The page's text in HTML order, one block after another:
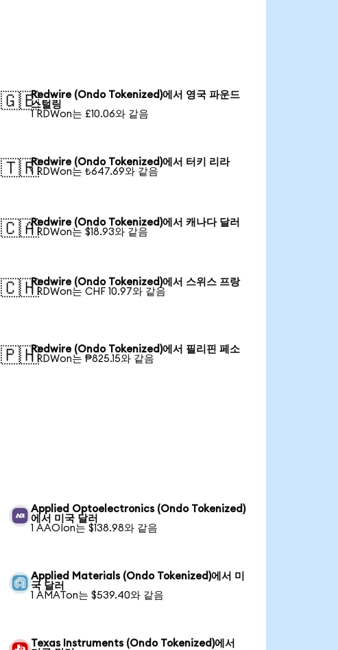
🇬🇧Redwire (Ondo Tokenized)에서 영국 파운드
스털링
1 RDWon는 £10.06와 같음
🇹🇷Redwire (Ondo Tokenized)에서 터키 리라
1 RDWon는 ₺647.69와 같음
🇨🇦Redwire (Ondo Tokenized)에서 캐나다 달러
1 RDWon는 $18.93와 같음
🇨🇭Redwire (Ondo Tokenized)에서 스위스 프랑
1 RDWon는 CHF 10.97와 같음
🇵🇭Redwire (Ondo Tokenized)에서 필리핀 페소
1 RDWon는 ₱825.15와 같음
Applied Optoelectronics (Ondo Tokenized)
에서 미국 달러
1 AAOIon는 $138.98와 같음
Applied Materials (Ondo Tokenized)에서 미
국 달러
1 AMATon는 $539.40와 같음
Texas Instruments (Ondo Tokenized)에서